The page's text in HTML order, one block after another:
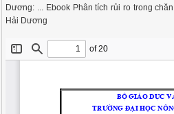
Dương: ... Ebook Phân tích rủi ro trong
Hải Dương